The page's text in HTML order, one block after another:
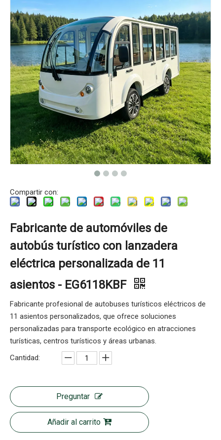
Compartir con:
Fabricante de automóviles de
autobús turístico con lanzadera
eléctrica personalizada de 11
asientos - EG6118KBF
Fabricante profesional de autobuses turísticos eléctricos de
11 asientos personalizados, que ofrece soluciones
personalizadas para transporte ecológico en atracciones
turísticas, centros turísticos y áreas urbanas.
Cantidad:
Preguntar
Añadir al carrito